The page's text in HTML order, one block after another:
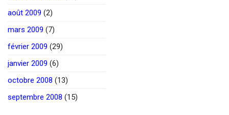
août 2009 (2)
mars 2009 (7)
février 2009 (29)
janvier 2009 (6)
octobre 2008 (13)
septembre 2008 (15)